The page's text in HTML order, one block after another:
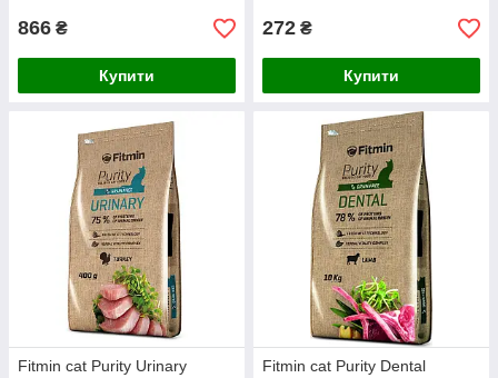
866 ₴
Купити
272 ₴
Купити
Fitmin cat Purity Urinary
Fitmin cat Purity Dental